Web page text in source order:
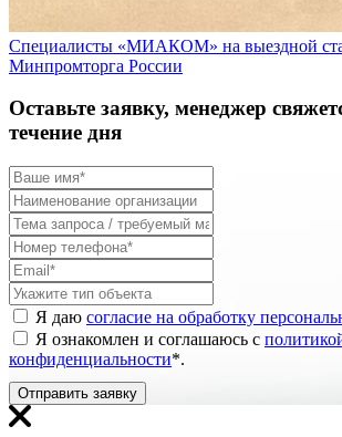
Специалисты «МИАКОМ» на выездной
Минпромторга России
Оставьте заявку, менеджер
течение дня
Я даю согласие на обработку
Я ознакомлен и соглашаюсь с
конфиденциальности*.
Отправить заявку